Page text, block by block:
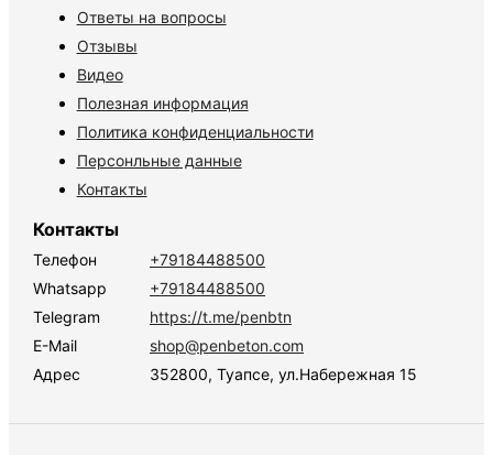
Ответы на вопросы
Отзывы
Видео
Полезная информация
Политика конфиденциальности
Персонльные данные
Контакты
Контакты
Телефон
+79184488500
Whatsapp
+79184488500
Telegram
https://t.me/penbtn
E-Mail
shop@penbeton.com
Адрес
352800, Туапсе, ул.Набережная 15